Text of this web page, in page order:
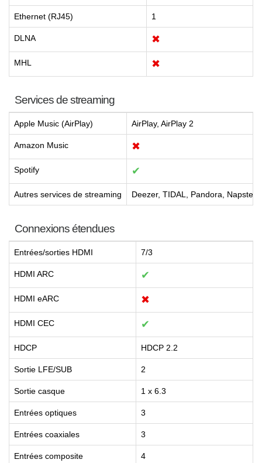
Ethernet (RJ45) 1
DLNA ✖
MHL ✖
Services de streaming
Apple Music (AirPlay) AirPlay, AirPlay 2
Amazon Music ✖
Spotify ✔
Autres services de streaming Deezer, TIDAL, Pandora, Napster,
Connexions étendues
Entrées/sorties HDMI 7/3
HDMI ARC ✔
HDMI eARC ✖
HDMI CEC ✔
HDCP HDCP 2.2
Sortie LFE/SUB 2
Sortie casque 1 x 6.3
Entrées optiques 3
Entrées coaxiales 3
Entrées composite 4